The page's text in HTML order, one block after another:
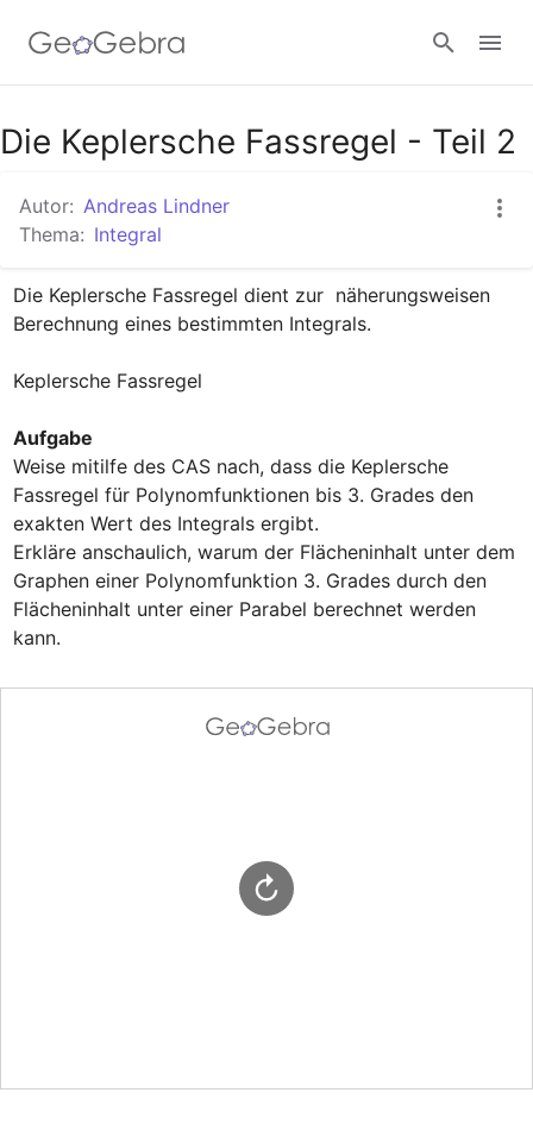
Google Classroom
GeoGebra Classroom
Anmelden
Die Keplersche Fassregel - Teil 2
Autor: Andreas Lindner
Thema: Integral
Die Keplersche Fassregel dient zur  näherungsweisen
Berechnung eines bestimmten Integrals.
Keplersche Fassregel
Aufgabe
Weise mitilfe des CAS nach, dass die Keplersche
Fassregel für Polynomfunktionen bis 3. Grades den
exakten Wert des Integrals ergibt.
Erkläre anschaulich, warum der Flächeninhalt unter dem
Graphen einer Polynomfunktion 3. Grades durch den
Flächeninhalt unter einer Parabel berechnet werden
kann.